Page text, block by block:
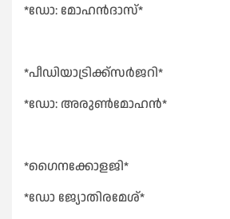
*ഡോ: മോഹൻദാസ്*
*പീഡിയാട്രിക്ക്സർജറി*
*ഡോ: അരുൺമോഹൻ*
*ഗൈനക്കോളജി*
*ഡോ ജ്യോതിരമേശ്*